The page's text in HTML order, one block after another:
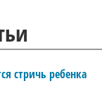
стричь ребенка